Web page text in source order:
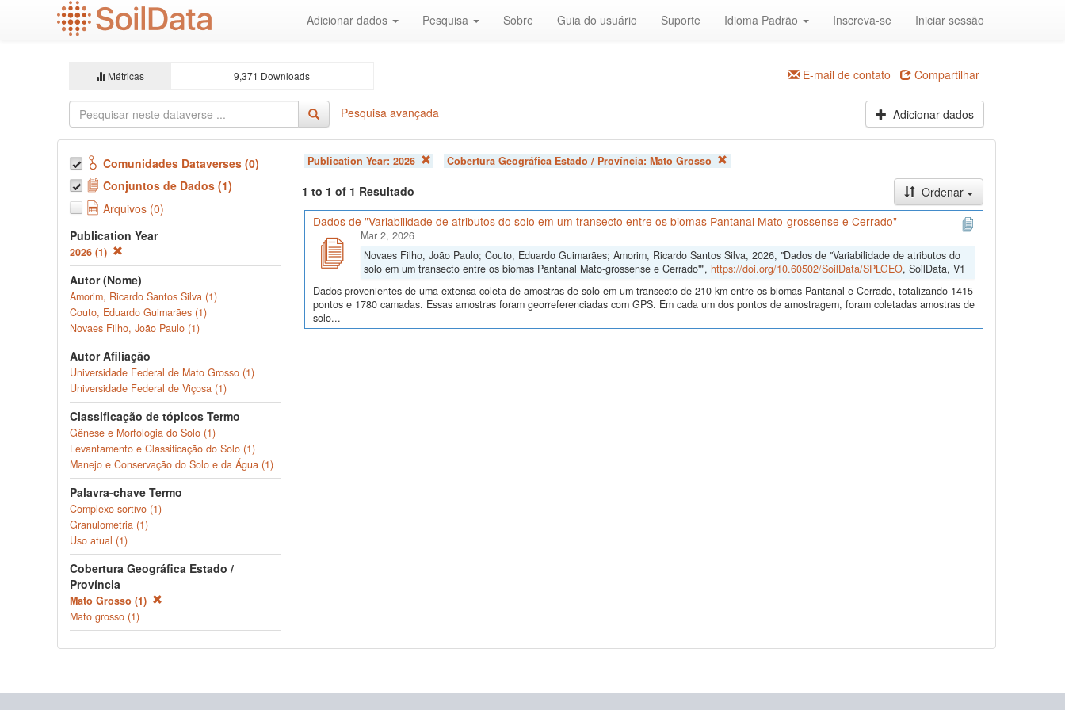
Adicionar dados Pesquisa Sobre Guia do usuário Suporte Idioma Padrão Inscreva-se Iniciar sessão
Métricas 9,371 Downloads E-mail de contato Compartilhar
Pesquisa avançada Adicionar dados
Comunidades Dataverses (0)
Conjuntos de Dados (1)
Arquivos (0)
Publication Year
2026 (1)
Autor (Nome)
Amorim, Ricardo Santos Silva (1)
Couto, Eduardo Guimarães (1)
Novaes Filho, João Paulo (1)
Autor Afiliação
Universidade Federal de Mato Grosso (1)
Universidade Federal de Viçosa (1)
Classificação de tópicos Termo
Gênese e Morfologia do Solo (1)
Levantamento e Classificação do Solo (1)
Manejo e Conservação do Solo e da Água (1)
Palavra-chave Termo
Complexo sortivo (1)
Granulometria (1)
Uso atual (1)
Cobertura Geográfica Estado /
Província
Mato Grosso (1)
Mato grosso (1)
Publication Year: 2026 Cobertura Geográfica Estado / Província: Mato Grosso
1 to 1 of 1 Resultado
Ordenar
Dados de "Variabilidade de atributos do solo em um transecto entre os biomas Pantanal Mato-grossense e Cerrado"
Mar 2, 2026
Novaes Filho, João Paulo; Couto, Eduardo Guimarães; Amorim, Ricardo Santos Silva, 2026, "Dados de "Variabilidade de atributos do
solo em um transecto entre os biomas Pantanal Mato-grossense e Cerrado"", https://doi.org/10.60502/SoilData/SPLGEO, SoilData, V1
Dados provenientes de uma extensa coleta de amostras de solo em um transecto de 210 km entre os biomas Pantanal e Cerrado, totalizando 1415
pontos e 1780 camadas. Essas amostras foram georreferenciadas com GPS. Em cada um dos pontos de amostragem, foram coletadas amostras de
solo...